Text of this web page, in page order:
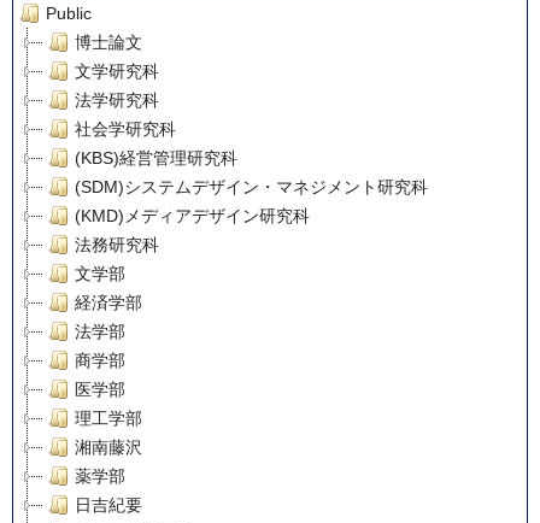
Public
博士論文
文学研究科
法学研究科
社会学研究科
(KBS)経営管理研究科
(SDM)システムデザイン・マネジメント研究科
(KMD)メディアデザイン研究科
法務研究科
文学部
経済学部
法学部
商学部
医学部
理工学部
湘南藤沢
薬学部
日吉紀要